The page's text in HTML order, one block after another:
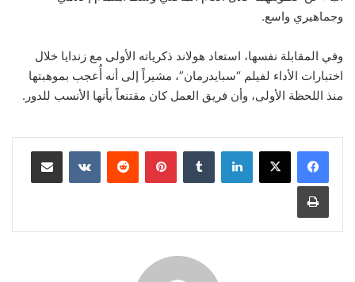
وجماهيري واسع.
وفي المقابلة نفسها، استعاد هولاند ذكرياته الأولى مع زندايا خلال
اختبارات الأداء لفيلم “سبايدرمان”، مشيراً إلى أنه أُعجب بموهبتها
منذ اللحظة الأولى، وأن فريق العمل كان مقتنعاً بأنها الأنسب للدور .
لينكدإن بينتيريست